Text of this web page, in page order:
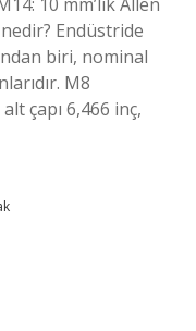
Endüstride
biri, nominal
M8
alt çapı 6,466 inç,